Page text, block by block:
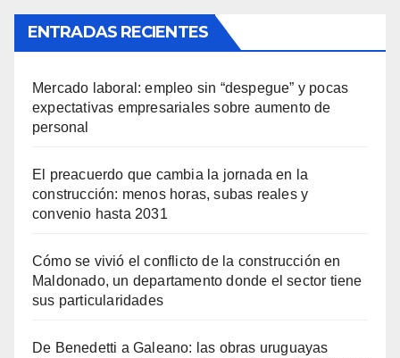
ENTRADAS RECIENTES
Mercado laboral: empleo sin “despegue” y pocas
expectativas empresariales sobre aumento de
personal
El preacuerdo que cambia la jornada en la
construcción: menos horas, subas reales y
convenio hasta 2031
Cómo se vivió el conflicto de la construcción en
Maldonado, un departamento donde el sector tiene
sus particularidades
De Benedetti a Galeano: las obras uruguayas